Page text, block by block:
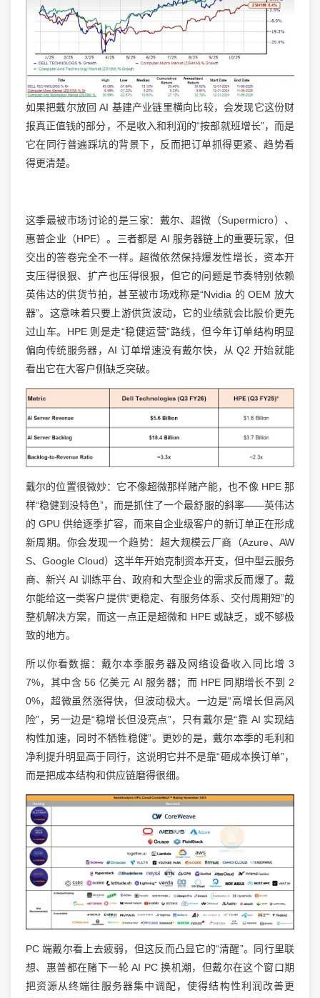
如果把戴尔放回 AI 基建产业链里横向比较，会发现它这份财
报真正值钱的部分，不是收入和利润的“按部就班增长”，而是
它在同行普遍踩坑的背景下，反而把订单抓得更紧、趋势看
得更清楚。
这季最被市场讨论的是三家：戴尔、超微（Supermicro）、
惠普企业（HPE）。三者都是 AI 服务器链上的重要玩家，但
交出的答卷完全不一样。超微依然保持爆发性增长，资本开
支压得很狠、扩产也压得很狠，但它的问题是节奏特别依赖
英伟达的供货节拍，甚至被市场戏称是“Nvidia 的 OEM 放大
器”。这意味着只要上游供货波动，它的业绩就会比股价更先
过山车。HPE 则是走“稳健运营”路线，但今年订单结构明显
偏向传统服务器，AI 订单增速没有戴尔快，从 Q2 开始就能
看出它在大客户侧缺乏突破。
戴尔的位置很微妙：它不像超微那样赌产能，也不像 HPE 那
样“稳健到没特色”，而是抓住了一个最舒服的斜率——英伟达
的 GPU 供给逐季扩容，而来自企业级客户的新订单正在形成
新周期。你会发现一个趋势：超大规模云厂商（Azure、AW
S、Google Cloud）这半年开始克制资本开支，但中型云服务
商、新兴 AI 训练平台、政府和大型企业的需求反而爆了。戴
尔能给这一类客户提供“更稳定、有服务体系、交付周期短”的
整机解决方案，而这一点正是超微和 HPE 或缺乏，或不够极
致的地方。
所以你看数据：戴尔本季服务器及网络设备收入同比增 3
7%，其中含 56 亿美元 AI 服务器；而 HPE 同期增长不到 2
0%，超微虽然涨得快，但波动极大。一边是“高增长但高风
险”，另一边是“稳增长但没亮点”，只有戴尔是“靠 AI 实现结
构性加速，同时不牺牲稳健”。更妙的是，戴尔本季的毛利和
净利提升明显高于同行，这说明它并不是靠“砸成本换订单”，
而是把成本结构和供应链磨得很细。
PC 端戴尔看上去疲弱，但这反而凸显它的“清醒”。同行里联
想、惠普都在赌下一轮 AI PC 换机潮，但戴尔在这个窗口期
把资源从终端往服务器集中调配，使得结构性利润改善更